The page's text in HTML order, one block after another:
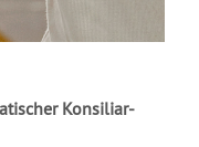
Konsiliar-